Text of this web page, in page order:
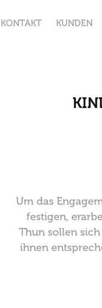
KONTAKT KUNDEN
Um das
festigen,
Thun sollen
ihnen